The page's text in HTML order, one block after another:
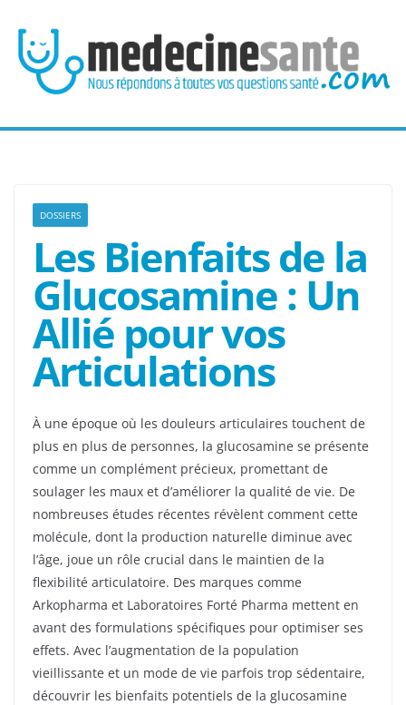
contenu
DOSSIERS
Les Bienfaits de la
Glucosamine : Un
Allié pour vos
Articulations
À une époque où les douleurs articulaires touchent de
plus en plus de personnes, la glucosamine se présente
comme un complément précieux, promettant de
soulager les maux et d’améliorer la qualité de vie. De
nombreuses études récentes révèlent comment cette
molécule, dont la production naturelle diminue avec
l’âge, joue un rôle crucial dans le maintien de la
flexibilité articulatoire. Des marques comme
Arkopharma et Laboratoires Forté Pharma mettent en
avant des formulations spécifiques pour optimiser ses
effets. Avec l’augmentation de la population
vieillissante et un mode de vie parfois trop sédentaire,
découvrir les bienfaits potentiels de la glucosamine